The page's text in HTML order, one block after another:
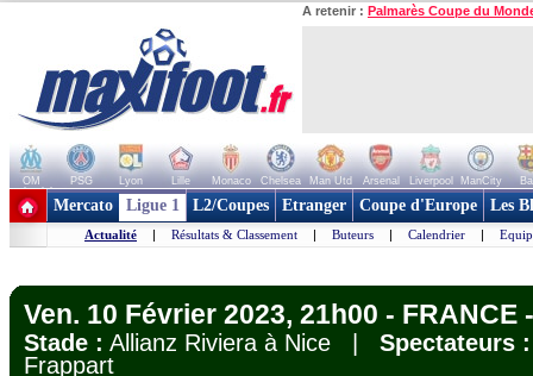
A retenir : Palmarès Coupe du
OM PSG Lyon Lille Monaco Chelsea Man Utd Arsenal Liverpool ManCity
+ de clubs
Mercato Ligue 1 L2/Coupes Etranger Coupe d'Europe Les
Actualité | Résultats & Classement | Buteurs | Calendrier |
Ven. 10 Février 2023, 21h00 - FRANCE
Stade : Allianz Riviera à Nice | Spectateurs :
Frappart